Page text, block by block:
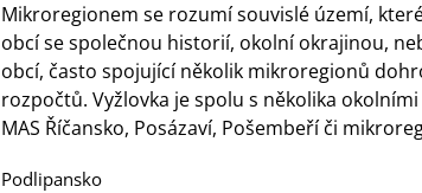
Mikroregionem se rozumí souvislé území,
obcí se společnou historií, okolní okrajinou,
obcí, často spojující několik mikroregionů
rozpočtů. Vyžlovka je spolu s několika
MAS Říčansko, Posázaví, Pošembeříči
Podlipansko